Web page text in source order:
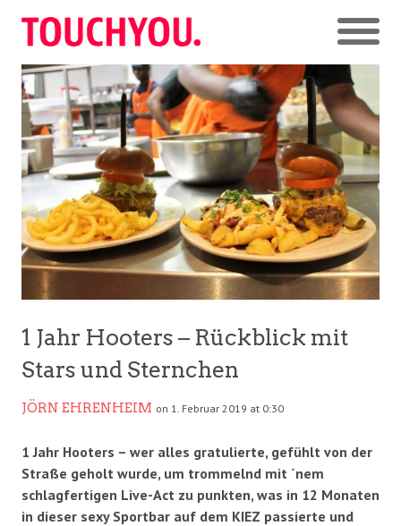
1 Jahr Hooters – Rückblick mit
Stars und Sternchen
JÖRN EHRENHEIM on 1. Februar 2019 at 0:30
1 Jahr Hooters – wer alles gratulierte, gefühlt von der
Straße geholt wurde, um trommelnd mit ´nem
schlagfertigen Live-Act zu punkten, was in 12 Monaten
in dieser sexy Sportbar auf dem KIEZ passierte und